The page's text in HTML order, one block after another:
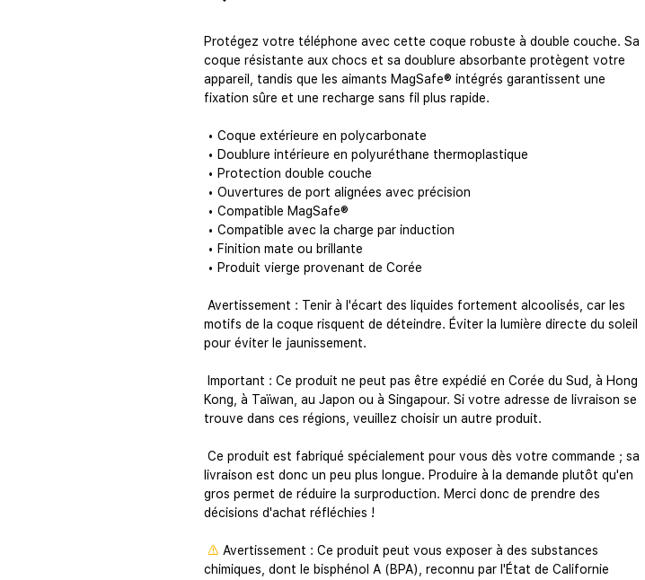
Protégez votre téléphone avec cette coque robuste à double couche. Sa
coque résistante aux chocs et sa doublure absorbante protègent votre
appareil, tandis que les aimants MagSafe® intégrés garantissent une
fixation sûre et une recharge sans fil plus rapide.
• Coque extérieure en polycarbonate
• Doublure intérieure en polyuréthane thermoplastique
• Protection double couche
• Ouvertures de port alignées avec précision
• Compatible MagSafe®
• Compatible avec la charge par induction
• Finition mate ou brillante
• Produit vierge provenant de Corée
motifs de la coque risquent de déteindre. Éviter la lumière directe du soleil
pour éviter le jaunissement.
Kong, à Taïwan, au Japon ou à Singapour. Si votre adresse de livraison se
trouve dans ces régions, veuillez choisir un autre produit.
livraison est donc un peu plus longue. Produire à la demande plutôt qu'en
gros permet de réduire la surproduction. Merci donc de prendre des
décisions d'achat réfléchies !
⚠ Avertissement : Ce produit peut vous exposer à des substances
chimiques, dont le bisphénol A (BPA), reconnu par l'État de Californie